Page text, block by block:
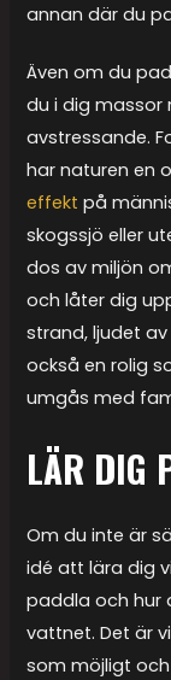
annan där du
Även om du
du i dig massor
avstressande.
har naturen en
effekt på
skogssjö eller
dos av miljön
och låter dig
strand, ljudet
också en rolig
umgås med
LÄR DIG
Om du inte är
idé att lära dig
paddla och hur
vattnet. Det är
som möjligt